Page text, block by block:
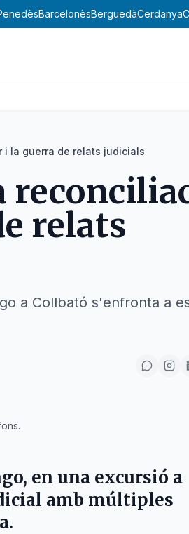
BarcelonèsBerguedàCerdanya
i la guerra de relats judicials
relats
a Collbató s'enfronta a
en una excursió a
amb múltiples